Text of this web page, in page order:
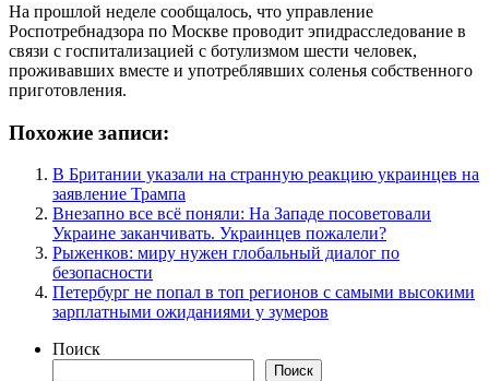
На прошлой неделе сообщалось, что управление
Роспотребнадзора по Москве проводит эпидрасследование в
связи с госпитализацией с ботулизмом шести человек,
проживавших вместе и употреблявших соленья собственного
приготовления.
Похожие записи:
В Британии указали на странную реакцию украинцев на
заявление Трампа
Внезапно все всё поняли: На Западе посоветовали
Украине заканчивать. Украинцев пожалели?
Рыженков: миру нужен глобальный диалог по
безопасности
Петербург не попал в топ регионов с самыми высокими
зарплатными ожиданиями у зумеров
Поиск
Поиск